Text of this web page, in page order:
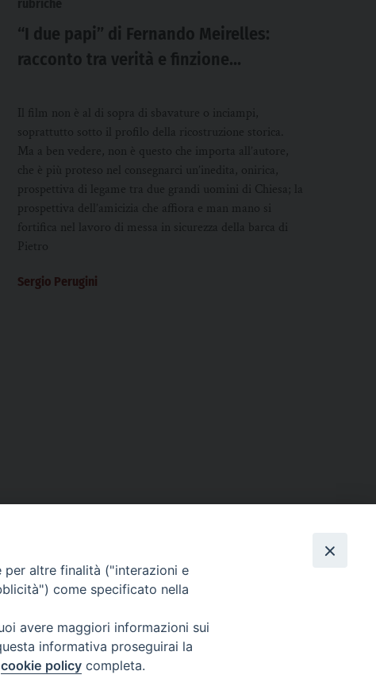
“I due papi” di Fernando Meirelles:
racconto tra verità e finzione
Francesco
Il film non è al di sopra di sbavature o inciampi,
soprattutto sotto il profilo della ricostruzione storica.
Ma a ben vedere, non è questo che importa all’autore,
che è più proteso nel consegnarci un’inedita, onirica,
prospettiva di legame tra due grandi uomini di Chiesa; la
prospettiva dell’amicizia che affiora e man mano si
fortifica nel lavoro di messa in sicurezza della barca di
Pietro
Sergio Perugini
altre finalità ("interazioni e
come specificato nella
avere maggiori informazioni sui
informativa proseguirai la
cookie policy completa.